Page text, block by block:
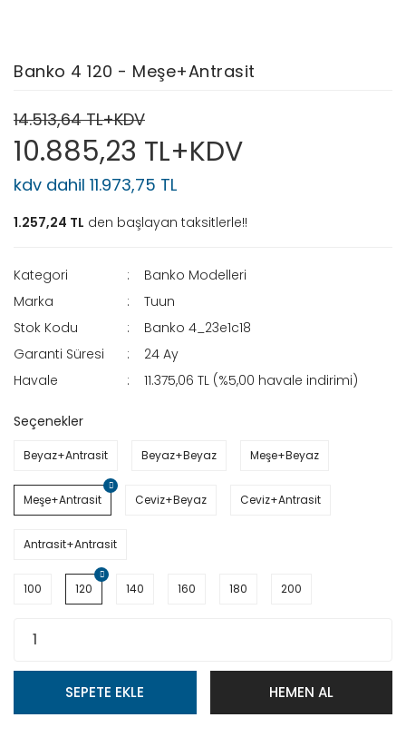
Banko 4 120 - Meşe+Antrasit
14.513,64 TL+KDV
10.885,23 TL+KDV
kdv dahil 11.973,75 TL
1.257,24 TL den başlayan taksitlerle!!
Kategori
Banko Modelleri
Marka
Tuun
Stok Kodu
Banko 4_23e1c18
Garanti Süresi
24 Ay
Havale
11.375,06 TL (%5,00 havale indirimi)
Seçenekler
Beyaz+Antrasit Beyaz+Beyaz Meşe+Beyaz
Meşe+Antrasit Ceviz+Beyaz Ceviz+Antrasit
Antrasit+Antrasit
100 120 140 160 180 200
SEPETE EKLE HEMEN AL